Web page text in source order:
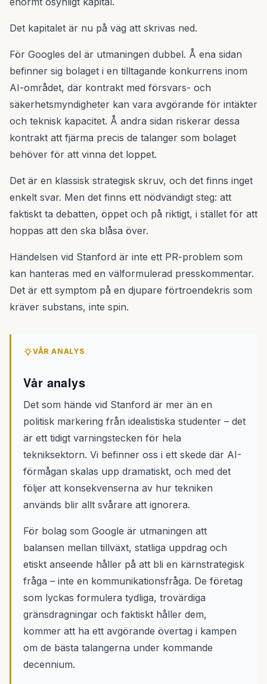
Det kapitalet är nu på väg att skrivas ned.
För Googles del är utmaningen dubbel. Å ena sidan
befinner sig bolaget i en tilltagande konkurrens inom
AI-området, där kontrakt med försvars- och
säkerhetsmyndigheter kan vara avgörande för intäkter
och teknisk kapacitet. Å andra sidan riskerar dessa
kontrakt att fjärma precis de talanger som bolaget
behöver för att vinna det loppet.
Det är en klassisk strategisk skruv, och det finns inget
enkelt svar. Men det finns ett nödvändigt steg: att
faktiskt ta debatten, öppet och på riktigt, i stället för att
hoppas att den ska blåsa över.
Händelsen vid Stanford är inte ett PR-problem som
kan hanteras med en välformulerad presskommentar.
Det är ett symptom på en djupare förtroendekris som
kräver substans, inte spin.
VÅR ANALYS
Vår analys
Det som hände vid Stanford är mer än en
politisk markering från idealistiska studenter – det
är ett tidigt varningstecken för hela
tekniksektorn. Vi befinner oss i ett skede där AI-
förmågan skalas upp dramatiskt, och med det
följer att konsekvenserna av hur tekniken
används blir allt svårare att ignorera.
För bolag som Google är utmaningen att
balansen mellan tillväxt, statliga uppdrag och
etiskt anseende håller på att bli en kärnstrategisk
fråga – inte en kommunikationsfråga. De företag
som lyckas formulera tydliga, trovärdiga
gränsdragningar och faktiskt håller dem,
kommer att ha ett avgörande övertag i kampen
om de bästa talangerna under kommande
decennium.